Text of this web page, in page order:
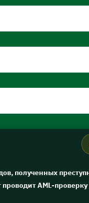
полученных
AML-